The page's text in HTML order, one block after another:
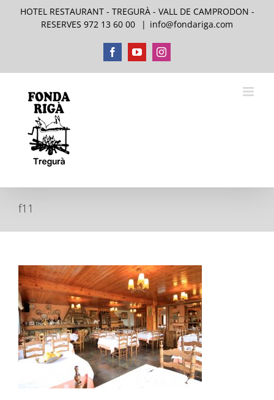
HOTEL RESTAURANT - TREGURÀ - VALL DE CAMPRODON -
RESERVES 972 13 60 00
| info@fondariga.com
FacebookYouTubeInstagram
f11